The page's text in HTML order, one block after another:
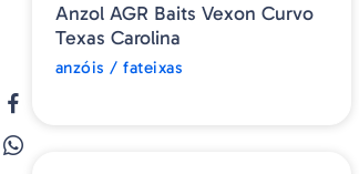
Anzol AGR Baits Vexon Curvo
Texas Carolina
anzóis / fateixas